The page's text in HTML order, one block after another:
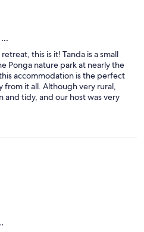
this is it! Tanda is a small
Ponga nature park at nearly the
accommodation is the perfect
from it all. Although very rural,
and tidy, and our host was very
still only takes half an hour or
further. If you enjoy this relaxing
if it takes a short while to get